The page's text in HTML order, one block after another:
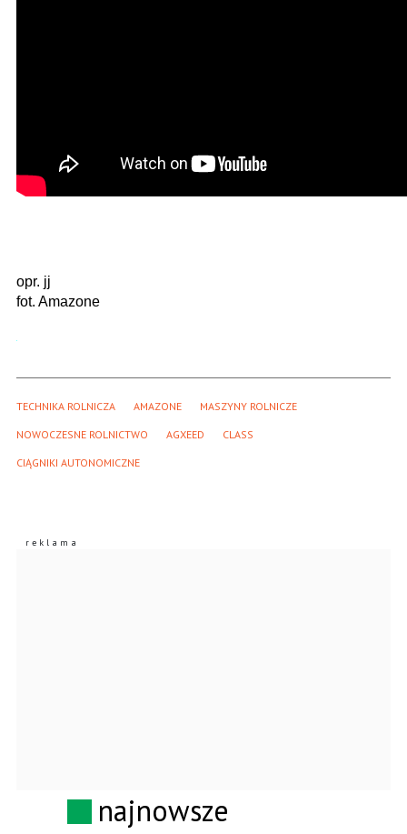
opr. jj
fot. Amazone
TECHNIKA ROLNICZA AMAZONE MASZYNY ROLNICZE
NOWOCZESNE ROLNICTWO AGXEED CLASS
CIĄGNIKI AUTONOMICZNE
najnowsze